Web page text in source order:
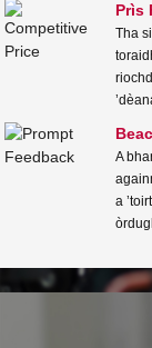
Prìs
Tha
A
a